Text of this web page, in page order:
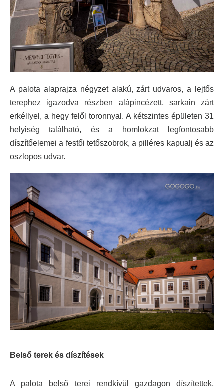
A palota alaprajza négyzet alakú, zárt udvaros, a lejtős
terephez igazodva részben alápincézett, sarkain zárt
erkéllyel, a hegy felől toronnyal. A kétszintes épületen 31
helyiség található, és a homlokzat legfontosabb
díszítőelemei a festői tetőszobrok, a pilléres kapualj és az
oszlopos udvar.
Belső terek és díszítések
A palota belső terei rendkívül gazdagon díszítettek,